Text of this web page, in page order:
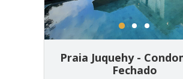
1 2 3
Praia Juquehy -
Fechado